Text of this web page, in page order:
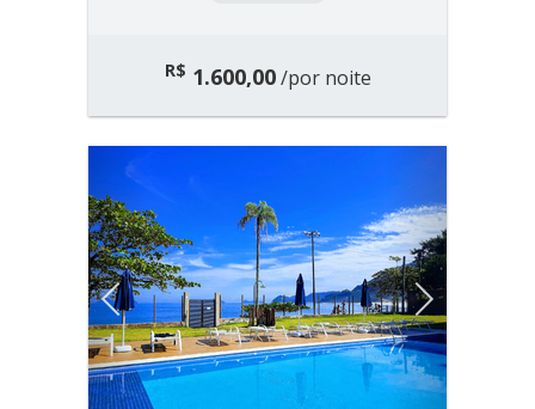
R$ 1.600,00/por noite
Previous Next